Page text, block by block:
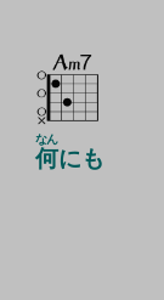
何
なん
にも